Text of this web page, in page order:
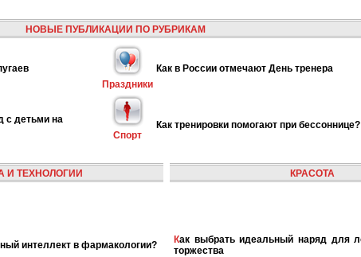
НОВЫЕ ПУБЛИКАЦИИ ПО РУБРИКАМ
Праздники
Как в России отмечают День тренера
с детьми на
Спорт
Как тренировки помогают при бессоннице?
И ТЕХНОЛОГИИ
интеллект в фармакологии?
КРАСОТА
Как выбрать идеальный наряд для летнего свадебного
торжества